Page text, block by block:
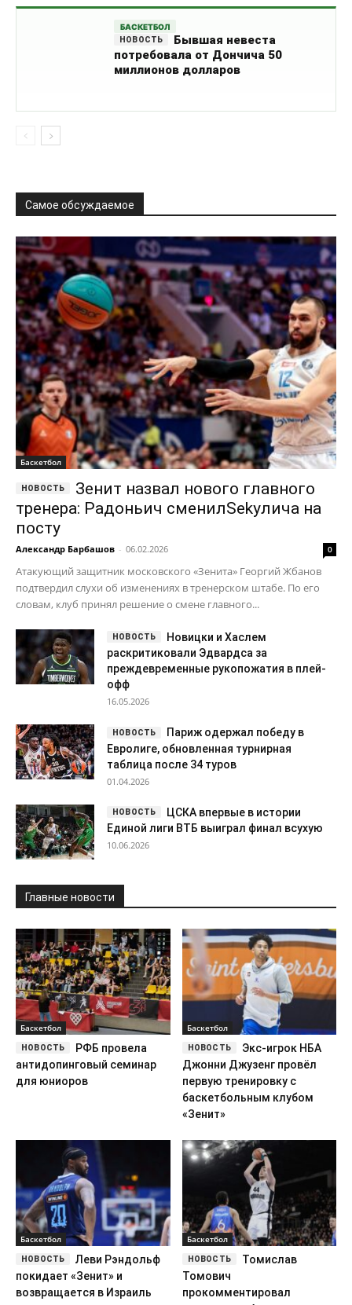
БАСКЕТБОЛ
Бывшая невеста
потребовала от Дончича 50
миллионов долларов
Самое обсуждаемое
Баскетбол
Зенит назвал нового главного
тренера: Радоньич сменилSekулича на
посту
Александр Барбашов - 06.02.2026 0
Атакующий защитник московского «Зенита» Георгий Жбанов
подтвердил слухи об изменениях в тренерском штабе. По его
словам, клуб принял решение о смене главного...
Новицки и Хаслем
раскритиковали Эдвардса за
преждевременные рукопожатия в плей-
офф
16.05.2026
Париж одержал победу в
Евролиге, обновленная турнирная
таблица после 34 туров
01.04.2026
ЦСКА впервые в истории
Единой лиги ВТБ выиграл финал всухую
10.06.2026
Главные новости
Баскетбол
РФБ провела
антидопинговый семинар
для юниоров
Баскетбол
Экс-игрок НБА
Джонни Джузенг провёл
первую тренировку с
баскетбольным клубом
«Зенит»
Баскетбол
Леви Рэндольф
покидает «Зенит» и
возвращается в Израиль
Баскетбол
Томислав
Томович
прокомментировал